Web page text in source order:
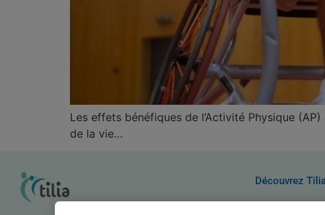
Les effets bénéfiques de l’Activité Physique
de la vie…
Découvrez